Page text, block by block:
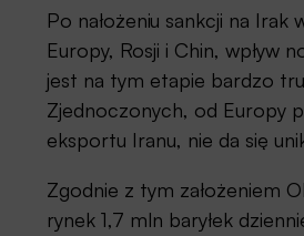
Po nałożeniu sankcji na
Europy, Rosji i Chin,
jest na tym etapie bardzo
Zjednoczonych, od Europy
eksportu Iranu, nie da się
Zgodnie z tym założeniem
rynek 1,7 mln baryłek